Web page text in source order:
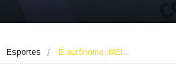
Esportes É autônomo, MEI…